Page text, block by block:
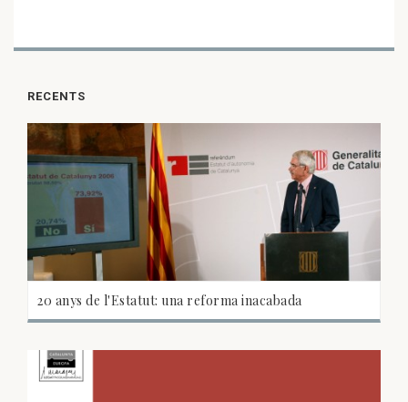
RECENTS
20 anys de l'Estatut: una reforma inacabada